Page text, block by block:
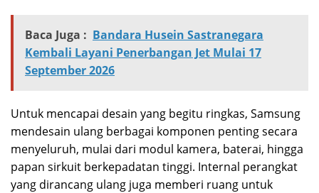
Baca Juga : Bandara Husein Sastranegara
Kembali Layani Penerbangan Jet Mulai 17
September 2026
Untuk mencapai desain yang begitu ringkas, Samsung
mendesain ulang berbagai komponen penting secara
menyeluruh, mulai dari modul kamera, baterai, hingga
papan sirkuit berkepadatan tinggi. Internal perangkat
yang dirancang ulang juga memberi ruang untuk